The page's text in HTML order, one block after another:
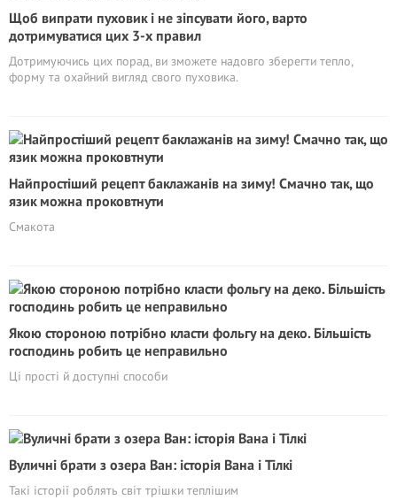
Щоб випрати пуховик і не зіпсувати його, варто
дотримуватися цих 3-х правил
Дотримуючись цих порад, ви зможете надовго зберегти тепло,
форму та охайний вигляд свого пуховика.
Найпростіший рецепт баклажанів на зиму! Смачно так, що
язик можна проковтнути
Смакота
Якою стороною потрібно класти фольгу на деко. Більшість
господинь робить це неправильно
Ці прості й доступні способи
Вуличні брати з озера Ван: історія Вана і Тілкі
Такі історії роблять світ трішки теплішим